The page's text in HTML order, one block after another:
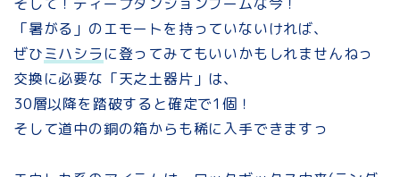
「暑がる」のエモートを持っていないければ、
ぜひミハシラに登ってみてもいいかもしれませんねっ
交換に必要な「天之土器片」は、
30層以降を踏破すると確定で1個！
そして道中の銅の箱からも稀に入手できますっ